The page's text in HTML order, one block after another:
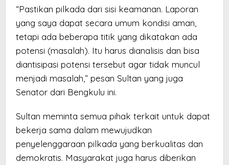
“Pastikan pilkada dari sisi keamanan. Laporan
yang saya dapat secara umum kondisi aman,
tetapi ada beberapa titik yang dikatakan ada
potensi (masalah). Itu harus dianalisis dan bisa
diantisipasi potensi tersebut agar tidak muncul
menjadi masalah,” pesan Sultan yang juga
Senator dari Bengkulu ini.
Sultan meminta semua pihak terkait untuk dapat
bekerja sama dalam mewujudkan
penyelenggaraan pilkada yang berkualitas dan
demokratis. Masyarakat juga harus diberikan